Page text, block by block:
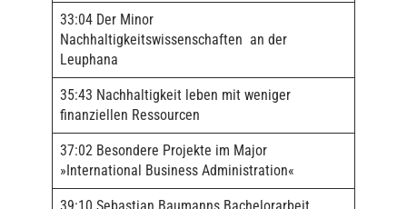
33:04 Der Minor
Nachhaltigkeitswissenschaften an der
Leuphana
35:43 Nachhaltigkeit leben mit weniger
finanziellen Ressourcen
37:02 Besondere Projekte im Major
»International Business Administration«